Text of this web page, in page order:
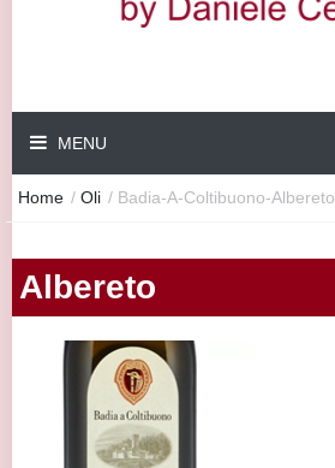
MENU
Home / Oli / Badia-A-Coltibuono-Albereto
Albereto